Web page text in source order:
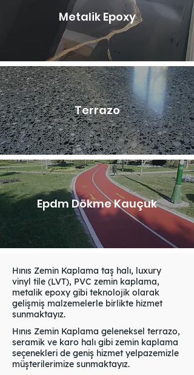
Metalik Epoxy
Terrazo
Epdm Dökme Kauçuk
Hınıs Zemin Kaplama taş halı, luxury
vinyl tile (LVT), PVC zemin kaplama,
metalik epoxy gibi teknolojik olarak
gelişmiş malzemelerle birlikte hizmet
sunmaktayız.
Hınıs Zemin Kaplama geleneksel terrazo,
seramik ve karo halı gibi zemin kaplama
seçenekleri de geniş hizmet yelpazemizle
müşterilerimize sunmaktayız.